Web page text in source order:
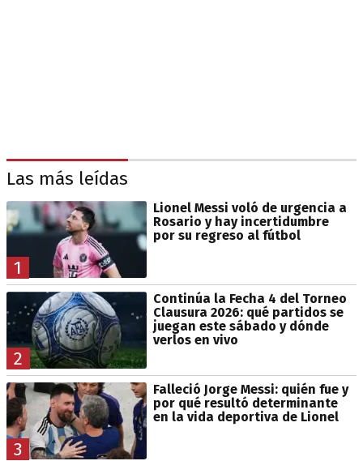
Las más leídas
1
Lionel Messi voló de urgencia a
Rosario y hay incertidumbre
por su regreso al fútbol
2
Continúa la Fecha 4 del Torneo
Clausura 2026: qué partidos se
juegan este sábado y dónde
verlos en vivo
3
Falleció Jorge Messi: quién fue y
por qué resultó determinante
en la vida deportiva de Lionel